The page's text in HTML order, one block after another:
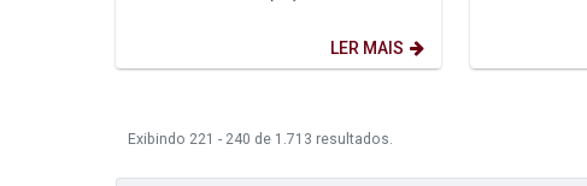
LER MAIS
Exibindo 221 - 240 de 1.713 resultados.